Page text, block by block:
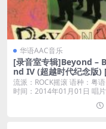
华语AAC音乐
[录音室专辑]Beyond –
nd IV (超越时代纪念版)
es Plus M4A]
流派：ROCK摇滚 语种：粤
时间：2014年01月01日 唱